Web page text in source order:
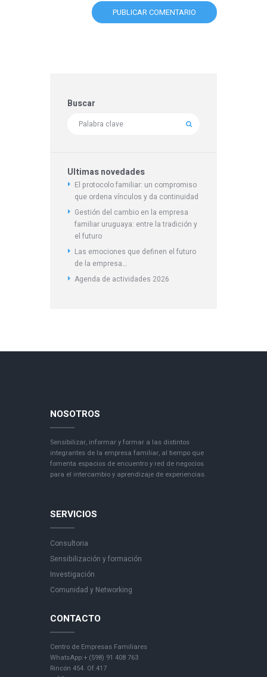
Buscar
Ultimas novedades
El protocolo familiar: un compromiso
que ordena vínculos y da continuidad
Gestión del cambio en la empresa
familiar uruguaya: entre la tradición y
el futuro
Las emociones que definen el futuro
de la empresa…
Agenda de actividades 2026
NOSOTROS
Sensibilizar, informar y formar a las distintos
integrantes de la empresa familiar, al tiempo que
fomenta espacios de encuentro y red de negocios
para el intercambio y aprendizaje de experiencias.
SERVICIOS
Consultoria
Sensibilización y formación
Investigación
Comunidad y Networking
CONTACTO
Centro de Empresas Familiares
WhatsApp:+ (598) 91 408 763
Rincón 454. Of.417